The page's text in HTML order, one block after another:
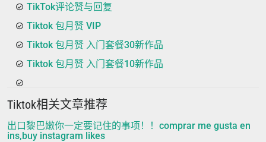
TikTok评论赞与回复
Tiktok 包月赞 VIP
Tiktok 包月赞 入门套餐30新作品
Tiktok 包月赞 入门套餐10新作品
Tiktok相关文章推荐
出口黎巴嫩你一定要记住的事项！！comprar me gusta en
ins,buy instagram likes